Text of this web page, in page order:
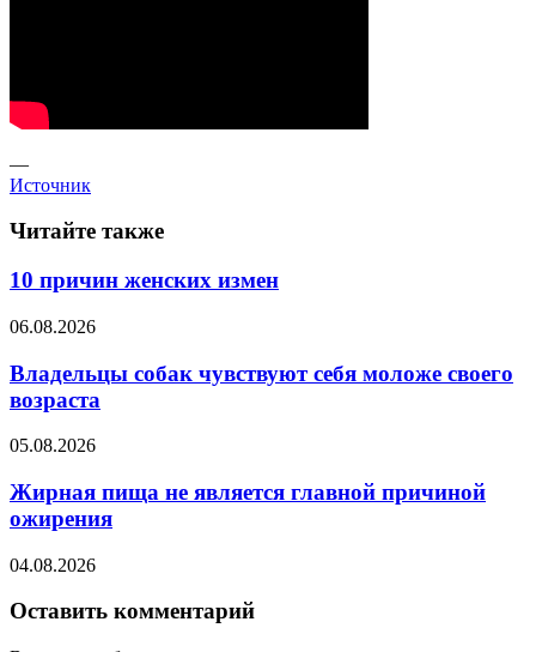
—
Источник
Читайте также
10 причин женских измен
06.08.2026
Владельцы собак чувствуют себя моложе своего
возраста
05.08.2026
Жирная пища не является главной причиной
ожирения
04.08.2026
Оставить комментарий